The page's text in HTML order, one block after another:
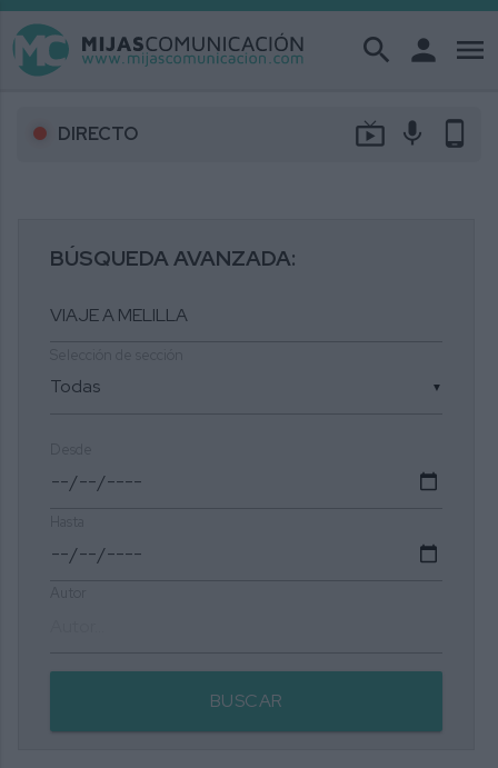
search person menu
DIRECTO live_tv mic phone_android
BÚSQUEDA AVANZADA:
▼
BUSCAR